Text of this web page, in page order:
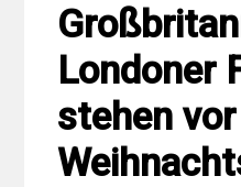
Londoner
stehen vor